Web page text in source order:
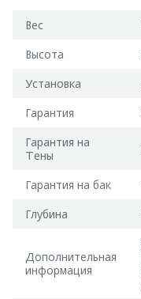
Вес
Высота
Установка
Гарантия
Гарантия на
Тены
Гарантия на бак
Глубина
Дополнительная
информация